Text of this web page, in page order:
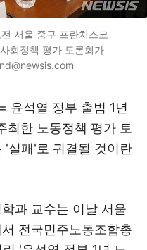
서울 중구 프란치스코
회정책 평가 토론회가
윤석열 정부 출범 1년
최한 노동정책 평가 토
'실패'로 귀결될 것이란
과 교수는 이날 서울
전국민주노동조합총